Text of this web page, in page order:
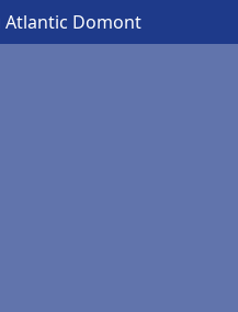
Atlantic Domont